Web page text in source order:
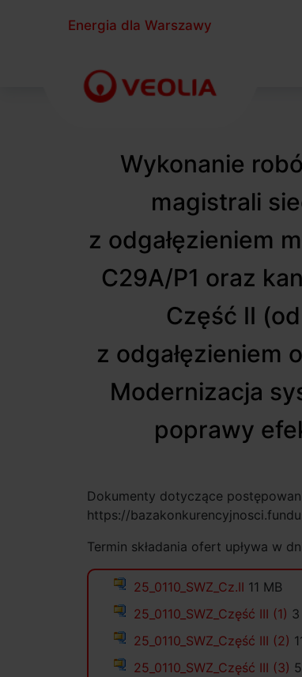
Energia dla Warszawy
Wykonanie
magistrali
z odgałęzieniem
C29A/P1 oraz
Część II
z odgałęzieniem
Modernizacja
poprawy
Dokumenty dotyczące
https://
Termin składania ofert upływa w
25_0110_SWZ_Cz.II 11 MB
25_0110_SWZ_Część III (1)
25_0110_SWZ_Część III (2)
25_0110_SWZ_Część III (3)